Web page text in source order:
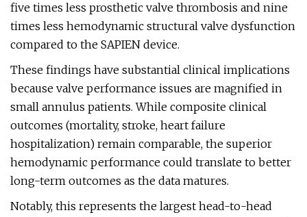
five times less prosthetic valve thrombosis and nine
times less hemodynamic structural valve dysfunction
compared to the SAPIEN device.
These findings have substantial clinical implications
because valve performance issues are magnified in
small annulus patients. While composite clinical
outcomes (mortality, stroke, heart failure
hospitalization) remain comparable, the superior
hemodynamic performance could translate to better
long-term outcomes as the data matures.
Notably, this represents the largest head-to-head